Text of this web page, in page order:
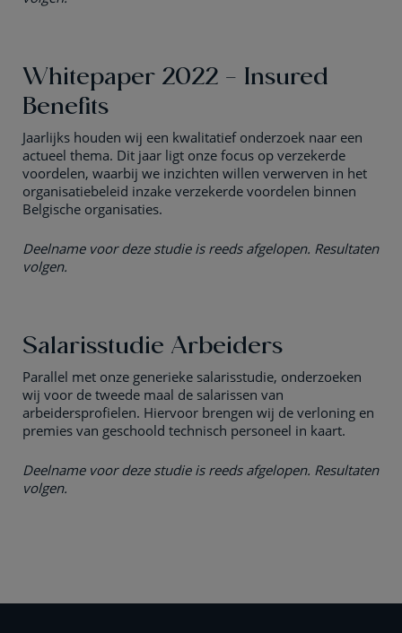
Whitepaper 2022 - Insured
Benefits
Jaarlijks houden wij een kwalitatief onderzoek naar een
actueel thema. Dit jaar ligt onze focus op verzekerde
voordelen, waarbij we inzichten willen verwerven in het
organisatiebeleid inzake verzekerde voordelen binnen
Belgische organisaties.
Deelname voor deze studie is reeds afgelopen. Resultaten
volgen.
Salarisstudie Arbeiders
Parallel met onze generieke salarisstudie, onderzoeken
wij voor de tweede maal de salarissen van
arbeidersprofielen. Hiervoor brengen wij de verloning en
premies van geschoold technisch personeel in kaart.
Deelname voor deze studie is reeds afgelopen. Resultaten
volgen.